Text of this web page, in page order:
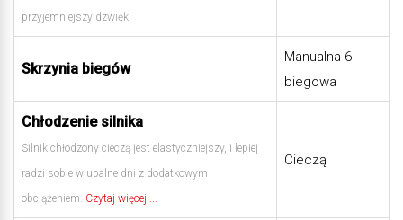
przyjemniejszy dzwięk
Skrzynia biegów
Manualna 6
biegowa
Chłodzenie silnika
Silnik chłodzony cieczą jest elastyczniejszy, i lepiej
radzi sobie w upalne dni z dodatkowym
obciążeniem. Czytaj więcej ...
Cieczą